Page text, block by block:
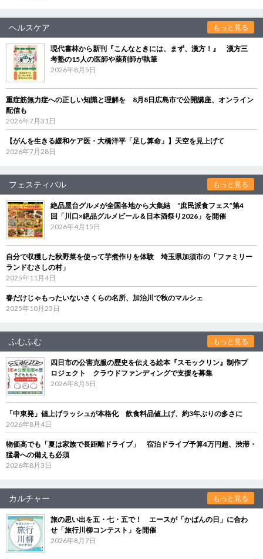
ヘルスケア もっと見る
現代書林から新刊『こんなときには、まず、漢方！』 漢方三
考塾の15人の医師や薬剤師が執筆
2026年8月5日
重症筋無力症への正しい知識と理解を 8月8日広島市で公開講座、オンライン
配信も
2026年7月31日
【がんを生きる緩和ケア医・大橋洋平「足し算命」】天空を見上げて
2026年7月28日
フェスティバル もっと見る
絶品屋台グルメが全国各地から大集結 “庶民派食フェス”第4
回「川口×絶品グルメビール＆日本酒祭り2026」を開催
2026年4月15日
自分で収穫した秋野菜を使って芋煮作りを体験 埼玉県加須市の「ファミリー
ランドむさしの村」
2025年11月4日
春だけじゃもったいないさくらの名所、加治川で秋のマルシェ
2025年10月23日
ふむふむ もっと見る
四日市の公害克服の歴史を伝える絵本『スモックリン』制作プ
ロジェクト クラウドファンディングで支援を募集
2026年8月5日
「中東発」値上げラッシュが本格化 飲食料品値上げ、約3年ぶりの多さに
2026年8月4日
物価高でも「夏は家族で長距離ドライブ」 宿泊ドライブ予算4万円超、渋滞・
猛暑への備えも必須
2026年8月3日
カルチャー もっと見る
旅の思い出を五・七・五で！ エースが「かばんの日」に合わ
せ「旅行川柳コンテスト」を開催
2026年8月7日